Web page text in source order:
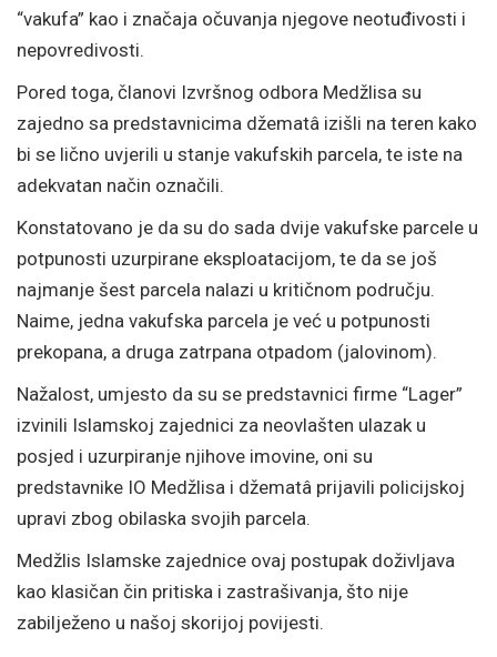
“vakufa” kao i značaja očuvanja njegove neotuđivosti i
nepovredivosti.
Pored toga, članovi Izvršnog odbora Medžlisa su
zajedno sa predstavnicima džematâ izišli na teren kako
bi se lično uvjerili u stanje vakufskih parcela, te iste na
adekvatan način označili.
Konstatovano je da su do sada dvije vakufske parcele u
potpunosti uzurpirane eksploatacijom, te da se još
najmanje šest parcela nalazi u kritičnom području.
Naime, jedna vakufska parcela je već u potpunosti
prekopana, a druga zatrpana otpadom (jalovinom).
Nažalost, umjesto da su se predstavnici firme “Lager”
izvinili Islamskoj zajednici za neovlašten ulazak u
posjed i uzurpiranje njihove imovine, oni su
predstavnike IO Medžlisa i džematâ prijavili policijskoj
upravi zbog obilaska svojih parcela.
Medžlis Islamske zajednice ovaj postupak doživljava
kao klasičan čin pritiska i zastrašivanja, što nije
zabilježeno u našoj skorijoj povijesti.